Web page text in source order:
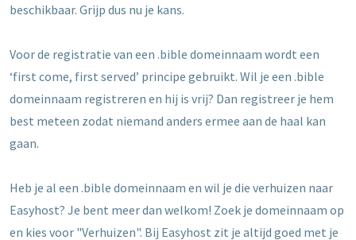
beschikbaar. Grijp dus nu je kans.
Voor de registratie van een .bible domeinnaam wordt een
‘first come, first served’ principe gebruikt. Wil je een .bible
domeinnaam registreren en hij is vrij? Dan registreer je hem
best meteen zodat niemand anders ermee aan de haal kan
gaan.
Heb je al een .bible domeinnaam en wil je die verhuizen naar
Easyhost? Je bent meer dan welkom! Zoek je domeinnaam op
en kies voor "Verhuizen". Bij Easyhost zit je altijd goed met je